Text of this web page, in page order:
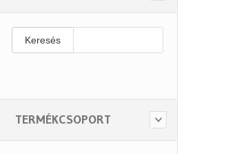
Keresés
TERMÉKCSOPORT